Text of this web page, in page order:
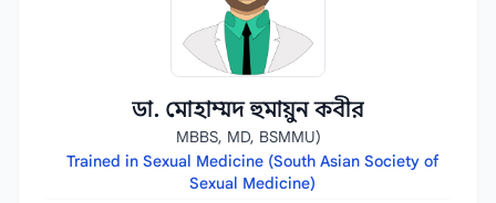
ডা. মোহাম্মদ হুমায়ুন কবীর
MBBS, MD, BSMMU)
Trained in Sexual Medicine (South Asian Society of
Sexual Medicine)